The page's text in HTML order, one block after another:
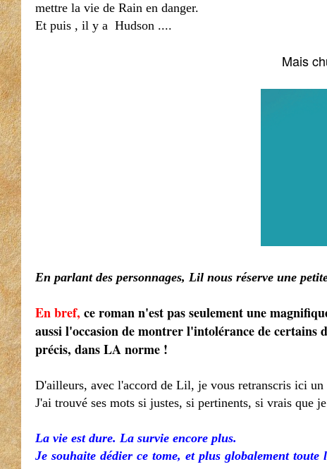
mettre la vie de Rain en danger.
Et puis , il y a Hudson ....
Mais
En parlant des personnages, Lil nous réserve une
En bref, ce roman n'est pas seulement une
aussi l'occasion de montrer l'intolérance de certains
précis, dans LA norme !
D'ailleurs, avec l'accord de Lil, je vous retranscris ici
J'ai trouvé ses mots si justes, si pertinents, si vrais que
La vie est dure. La survie encore plus.
Je souhaite dédier ce tome, et plus globalement